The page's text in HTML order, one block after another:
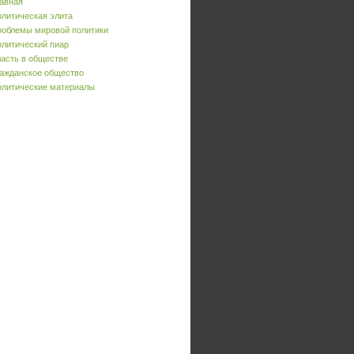
элита
мировой политики
пиар
в обществе
общество
материалы